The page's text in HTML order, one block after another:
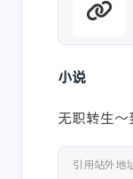
小说
无职转生～
引用站外地